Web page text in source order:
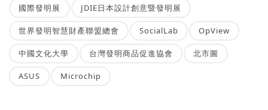
國際發明展 JDIE日本設計創意暨發明展
世界發明智慧財產聯盟總會 SocialLab OpView
中國文化大學 台灣發明商品促進協會 北市圖
ASUS Microchip